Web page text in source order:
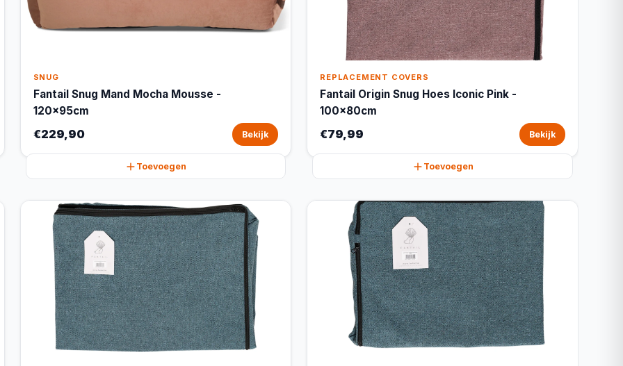
SNUG
Fantail Snug Mand Mocha Mousse -
120x95cm
€229,90 Bekijk
Toevoegen
REPLACEMENT COVERS
Fantail Origin Snug Hoes Iconic Pink -
100x80cm
€79,99 Bekijk
Toevoegen